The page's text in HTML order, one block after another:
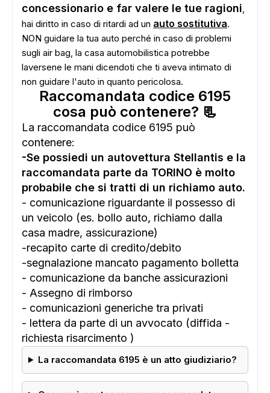
concessionario e far valere le tue ragioni,
hai diritto in caso di ritardi ad un auto sostitutiva.
NON guidare la tua auto perché in caso di problemi
sugli air bag, la casa automobilistica potrebbe
laversene le mani dicendoti che ti aveva intimato di
non guidare l'auto in quanto pericolosa.
Raccomandata codice 6195
cosa può contenere? 📃
La raccomandata codice 6195 può
contenere:
-Se possiedi un autovettura Stellantis e la
raccomandata parte da TORINO è molto
probabile che si tratti di un richiamo auto.
- comunicazione riguardante il possesso di
un veicolo (es. bollo auto, richiamo dalla
casa madre, assicurazione)
-recapito carte di credito/debito
-segnalazione mancato pagamento bolletta
- comunicazione da banche assicurazioni
- Assegno di rimborso
- comunicazioni generiche tra privati
- lettera da parte di un avvocato (diffida -
richiesta risarcimento )
La raccomandata 6195 è un atto giudiziario?